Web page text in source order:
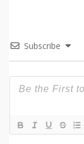
Subscribe